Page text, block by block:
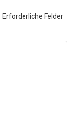
Erforderliche Felder